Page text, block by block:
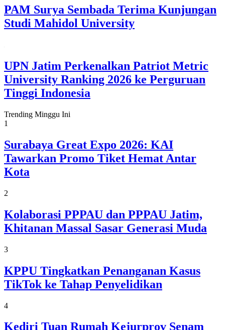
PAM Surya Sembada Terima Kunjungan
Studi Mahidol University
UPN Jatim Perkenalkan Patriot Metric
University Ranking 2026 ke Perguruan
Tinggi Indonesia
Trending Minggu Ini
1
Surabaya Great Expo 2026: KAI
Tawarkan Promo Tiket Hemat Antar
Kota
2
Kolaborasi PPPAU dan PPPAU Jatim,
Khitanan Massal Sasar Generasi Muda
3
KPPU Tingkatkan Penanganan Kasus
TikTok ke Tahap Penyelidikan
4
Kediri Tuan Rumah Kejurprov Senam